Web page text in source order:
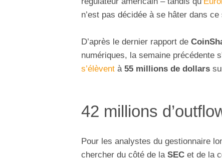
n’est pas décidée à se hâter dans
D’après le dernier rapport de
numériques, la semaine précédente
s’élèvent à 55 millions de dollars
42 millions
Pour les analystes du gestionnaire
chercher du côté de la SEC et de la